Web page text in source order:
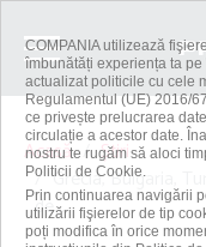
Acasă
Știri
Grecia, Bulgaria,
de...
COMPANIA utilizează
îmbunătăți experiența ta
actualizat politicile cu cele
Regulamentul (UE) 2016/
ce privește prelucrarea
circulație a acestor date.
nostru te rugăm să aloci
Politicii de Cookie.
Prin continuarea navigării
utilizării fişierelor de tip
poți modifica în orice